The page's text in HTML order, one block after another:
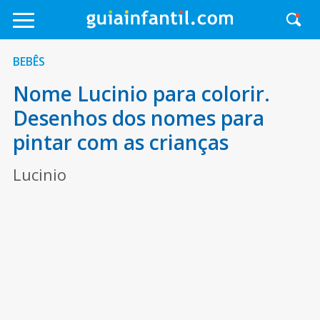
BEBÊS
Nome Lucinio para colorir.
Desenhos dos nomes para
pintar com as crianças
Lucinio